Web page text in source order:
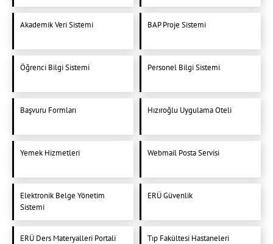
Akademik Veri Sistemi BAP Proje Sistemi
Öğrenci Bilgi Sistemi Personel Bilgi Sistemi
Başvuru Formları Hızıroğlu Uygulama Oteli
Yemek Hizmetleri Webmail Posta Servisi
Elektronik Belge Yönetim
Sistemi
ERÜ Güvenlik
ERÜ Ders Materyalleri Portali Tıp Fakültesi Hastaneleri